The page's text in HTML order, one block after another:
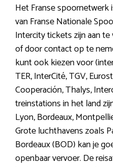
Het Franse
van Franse Nationale
Intercity tickets zijn aan
of door contact op te
kunt ook kiezen voor
TER, InterCité, TGV,
Cooperación, Thalys,
treinstations in het land
Lyon, Bordeaux,
Grote luchthavens zoals
Bordeaux (BOD) kan je
openbaar vervoer. De